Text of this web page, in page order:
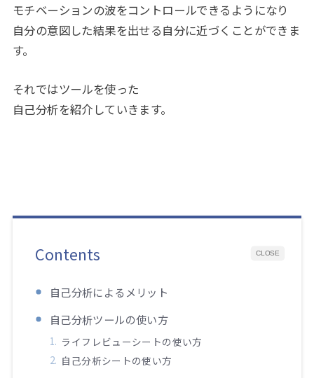
モチベーションの波をコントロールできるようになり
自分の意図した結果を出せる自分に近づくことができま
す。
それではツールを使った
自己分析を紹介していきます。
CLOSE
Contents
自己分析によるメリット
自己分析ツールの使い方
ライフレビューシートの使い方
自己分析シートの使い方